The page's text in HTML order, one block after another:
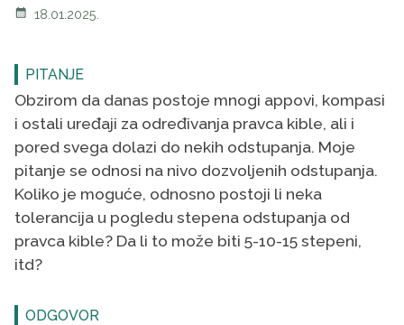
calendar_month 18.01.2025.
PITANJE
Obzirom da danas postoje mnogi appovi, kompasi
i ostali uređaji za određivanja pravca kible, ali i
pored svega dolazi do nekih odstupanja. Moje
pitanje se odnosi na nivo dozvoljenih odstupanja.
Koliko je moguće, odnosno postoji li neka
tolerancija u pogledu stepena odstupanja od
pravca kible? Da li to može biti 5-10-15 stepeni,
itd?
ODGOVOR